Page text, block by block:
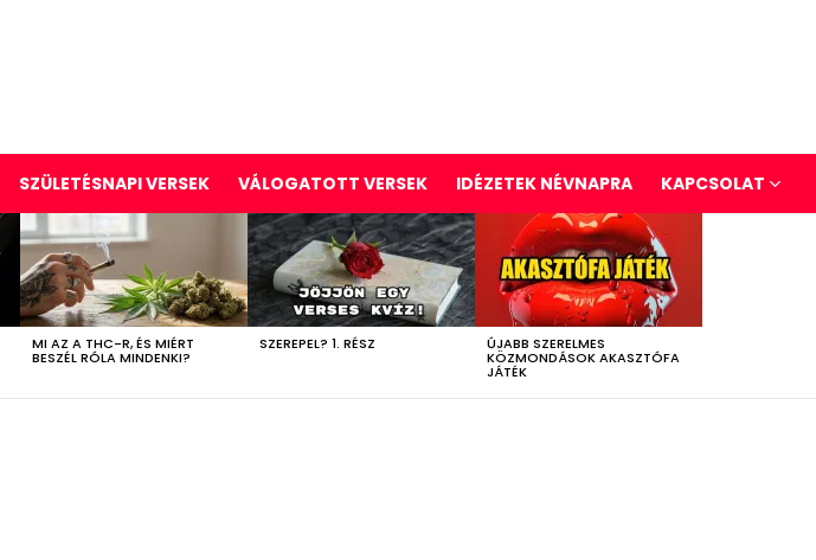
SZÜLETÉSNAPI VERSEK VÁLOGATOTT VERSEK IDÉZETEK NÉVNAPRA KAPCSOLAT
MI AZ A THC-R, ÉS MIÉRT
BESZÉL RÓLA MINDENKI?
SZEREPEL? 1. RÉSZ ÚJABB SZERELMES
KÖZMONDÁSOK AKASZTÓFA
JÁTÉK